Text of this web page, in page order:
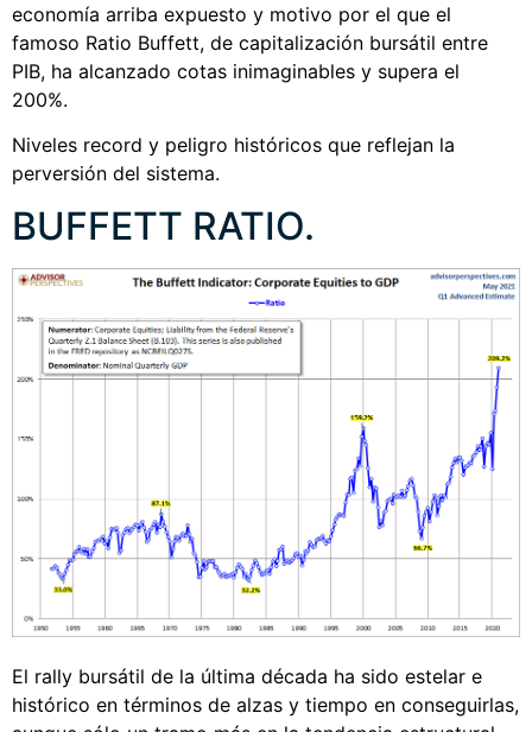
economía arriba expuesto y motivo por el que el
famoso Ratio Buffett, de capitalización bursátil entre
PIB, ha alcanzado cotas inimaginables y supera el
200%.
Niveles record y peligro históricos que reflejan la
perversión del sistema.
BUFFETT RATIO.
El rally bursátil de la última década ha sido estelar e
histórico en términos de alzas y tiempo en conseguirlas,